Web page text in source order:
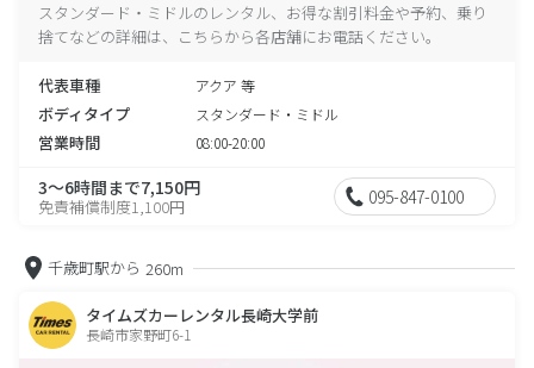
スタンダード・ミドルのレンタル、お得な割引料金や予約、乗り
捨てなどの詳細は、こちらから各店舗にお電話ください。
代表車種 アクア 等
ボディタイプ スタンダード・ミドル
営業時間 08:00-20:00
3～6時間まで7,150円
免責補償制度1,100円 095-847-0100
千歳町駅から 260m
タイムズカーレンタル長崎大学前
長崎市家野町6-1